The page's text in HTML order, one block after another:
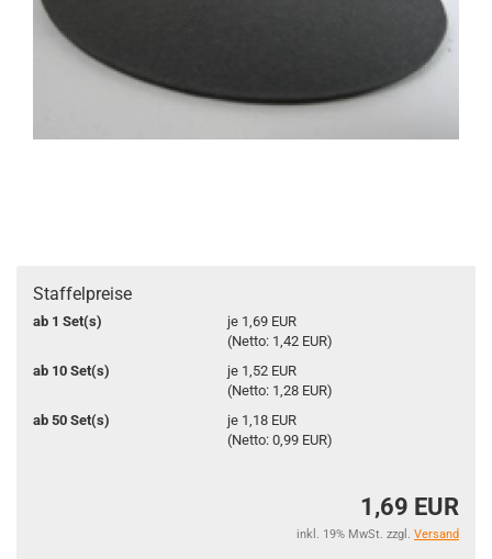
Staffelpreise
ab 1 Set(s)
je 1,69 EUR
(Netto: 1,42 EUR)
ab 10 Set(s)
je 1,52 EUR
(Netto: 1,28 EUR)
ab 50 Set(s)
je 1,18 EUR
(Netto: 0,99 EUR)
1,69 EUR
inkl. 19% MwSt. zzgl. Versand